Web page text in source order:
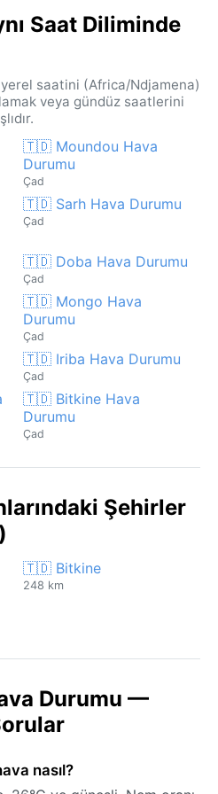
Saat Diliminde
saatini (Africa/Ndjamena)
veya gündüz saatlerini
🇹🇩 Moundou Hava
Durumu
Çad
🇹🇩 Sarh Hava Durumu
Çad
🇹🇩 Doba Hava Durumu
Çad
🇹🇩 Mongo Hava
Durumu
Çad
🇹🇩 Iriba Hava Durumu
Çad
🇹🇩 Bitkine Hava
Durumu
Çad
Şehirler
🇹🇩 Bitkine
248 km
Durumu —
nasıl?